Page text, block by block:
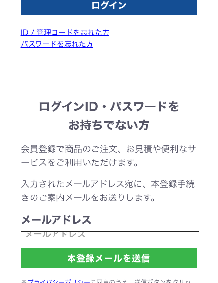
ID / 管理コードを忘れた方
パスワードを忘れた方
ログインID・パスワードを
お持ちでない方
会員登録で商品のご注文、お見積や便利なサ
ービスをご利用いただけます。
入力されたメールアドレス宛に、本登録手続
きのご案内メールをお送りします。
メールアドレス